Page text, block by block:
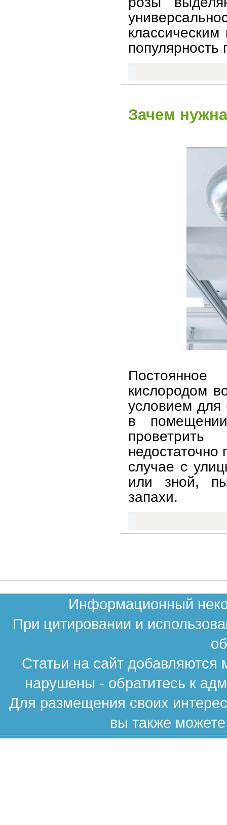
популярность
Зачем
кислородом
условием для
в
недостаточно
случае с
или зной,
запахи.
Информационный
При цитировании и
Статьи на сайт
нарушены - обратитесь к
Для размещения своих
вы также